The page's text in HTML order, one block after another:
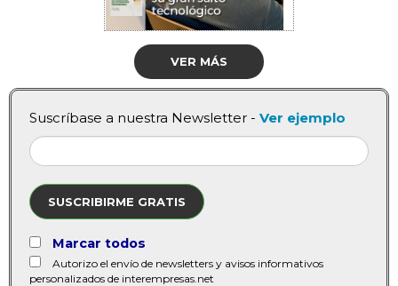
VER MÁS
Suscríbase a nuestra Newsletter - Ver ejemplo
SUSCRIBIRME GRATIS
Marcar todos
Autorizo el envío de newsletters y avisos informativos
personalizados de interempresas.net